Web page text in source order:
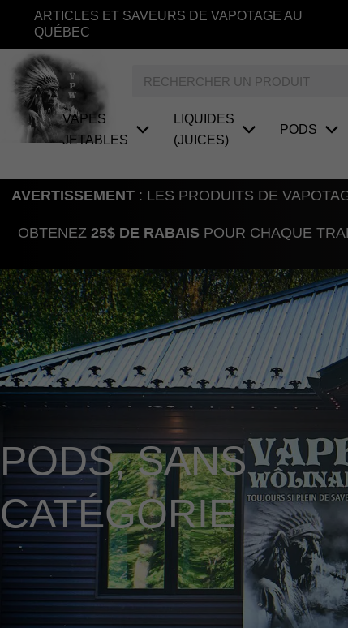
contenu
ARTICLES ET SAVEURS DE VAPOTAGE AU
QUÉBEC
VAPES
JETABLES
LIQUIDES
(JUICES)
PODS
AVERTISSEMENT: LES PRODUITS DE
OBTENEZ 25$ DE RABAISPOUR CHAQUE
PODS,SANS
CATÉGORIE